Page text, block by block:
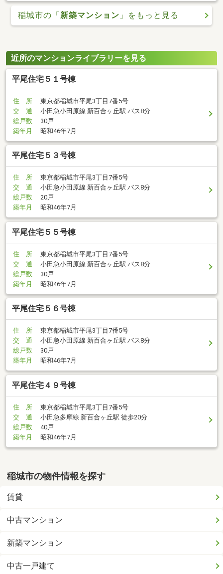
稲城市の「新築マンション 」をもっと見る
近所のマンションライブラリーを見る
平尾住宅５１号棟
住 所
東京都稲城市平尾3丁目7番5号
交 通
小田急小田原線 新百合ヶ丘駅 バス8分
総戸数
30戸
築年月
昭和46年7月
平尾住宅５３号棟
住 所
東京都稲城市平尾3丁目7番5号
交 通
小田急小田原線 新百合ヶ丘駅 バス8分
総戸数
20戸
築年月
昭和46年7月
平尾住宅５５号棟
住 所
東京都稲城市平尾3丁目7番5号
交 通
小田急小田原線 新百合ヶ丘駅 バス8分
総戸数
30戸
築年月
昭和46年7月
平尾住宅５６号棟
住 所
東京都稲城市平尾3丁目7番5号
交 通
小田急小田原線 新百合ヶ丘駅 バス8分
総戸数
30戸
築年月
昭和46年7月
平尾住宅４９号棟
住 所
東京都稲城市平尾3丁目7番5号
交 通
小田急多摩線 新百合ヶ丘駅 徒歩20分
総戸数
40戸
築年月
昭和46年7月
稲城市の物件情報を探す
賃貸
中古マンション
新築マンション
中古一戸建て